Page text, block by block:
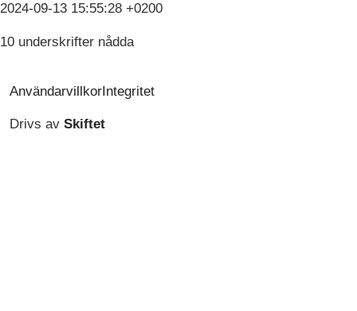
2024-09-13 15:55:28 +0200
10 underskrifter nådda
AnvändarvillkorIntegritet
Drivs av Skiftet